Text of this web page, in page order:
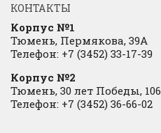
КОНТАКТЫ
Корпус №1
Тюмень, Пермякова, 39А
Телефон: +7 (3452) 33-17-39
Корпус №2
Тюмень, 30 лет Победы, 106
Телефон: +7 (3452) 36-66-02